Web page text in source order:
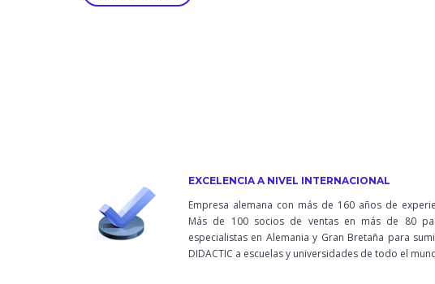
EXCELENCIA A NIVEL INTERNACIONAL
Empresa alemana con más de 160 años de
Más de 100 socios de ventas en más de 80
especialistas en Alemania y Gran Bretaña para
DIDACTIC a escuelas y universidades de todo el